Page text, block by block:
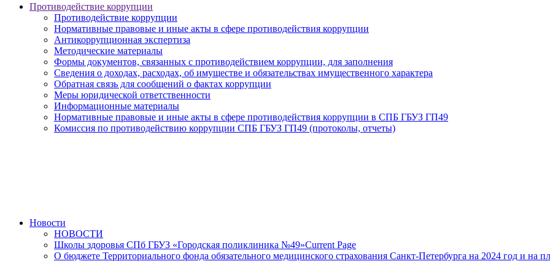
Противодействие коррупции
Противодействие коррупции
Нормативные правовые и иные акты в сфере противодействия коррупции
Антикоррупционная экспертиза
Методические материалы
Формы документов, связанных с противодействием коррупции, для заполнения
Сведения о доходах, расходах, об имуществе и обязательствах имущественного характера
Обратная связь для сообщений о фактах коррупции
Меры юридической ответственности
Информационные материалы
Нормативные правовые и иные акты в сфере противодействия коррупции в СПБ ГБУЗ ГП49
Комиссия по противодействию коррупции СПБ ГБУЗ ГП49 (протоколы, отчеты)
Новости
НОВОСТИ
Школы здоровья СПб ГБУЗ «Городская поликлиника №49»Current Page
О бюджете Территориального фонда обязательного медицинского страхования Санкт-Петербурга на 2024 год и на